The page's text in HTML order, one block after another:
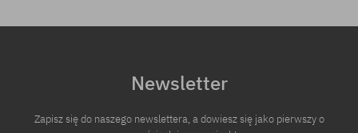
Newsletter
Zapisz się do naszego newslettera, a dowiesz się jako pierwszy o